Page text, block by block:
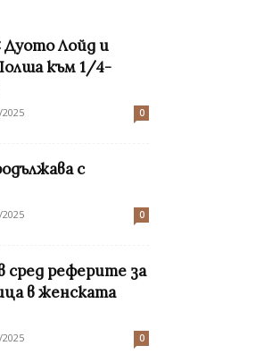
Лойд и
към 1/4-
0
с
0
сред реферите за
в женската
0